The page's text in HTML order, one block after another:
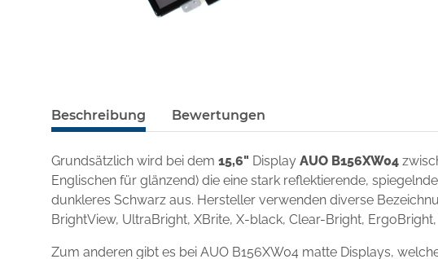
Beschreibung Bewertungen
Grundsätzlich wird bei dem 15,6" Display AUO B156XW04
Englischen für glänzend) die eine stark reflektierende,
dunkleres Schwarz aus. Hersteller verwenden diverse
BrightView, UltraBright, XBrite, X-black, Clear-Bright,
Zum anderen gibt es bei AUO B156XW04 matte Displays,